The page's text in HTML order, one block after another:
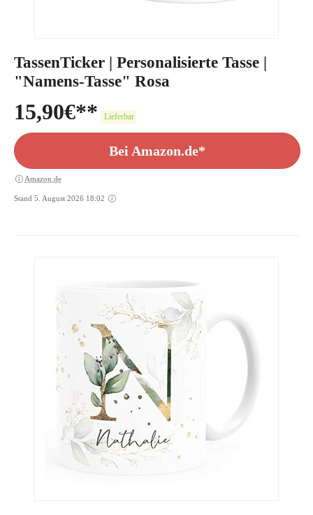
TassenTicker | Personalisierte Tasse |
"Namens-Tasse" Rosa
15,90€ Lieferbar
Bei Amazon.de*
Amazon.de
Stand 5. August 2026 18:02